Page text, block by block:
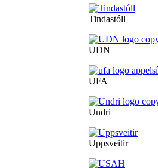
Tindastóll
UDN
UFA
Undri
Uppsveitir